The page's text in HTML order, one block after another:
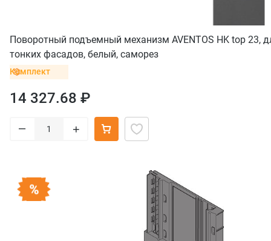
Поворотный подъемный механизм AVENTOS HK top 23,
тонких фасадов, белый, саморез
Комплект
14 327.68 ₽
– +